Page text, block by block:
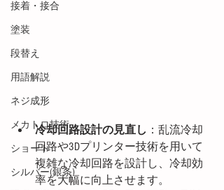
接着・接合
塗装
段替え
用語解説
ネジ成形
メカトロ技術
ショート
シルバー(銀条)
冷却回路設計の見直し ：乱流冷却
回路や3Dプリンター技術を用いて
複雑な冷却回路を設計し、冷却効
率を大幅に向上させます。